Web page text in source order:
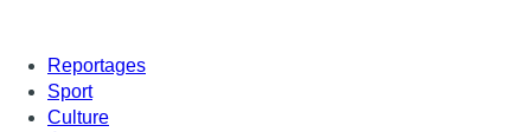
Reportages
Sport
Culture